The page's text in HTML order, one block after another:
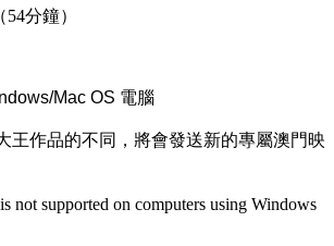
分鐘）
Mac OS 電腦
王作品的不同，將會發送新的專屬澳門映
not supported on computers using Windows